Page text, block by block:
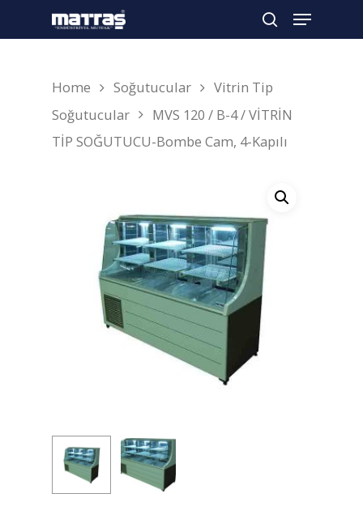
Arama yapmak için enter'a basın
Home Soğutucular
Vitrin Tip
Soğutucular
MVS 120 / B-4 / VİTRİN
TİP SOĞUTUCU-Bombe Cam, 4-Kapılı